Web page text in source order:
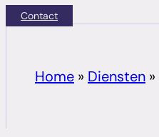
Contact
Home » Diensten »